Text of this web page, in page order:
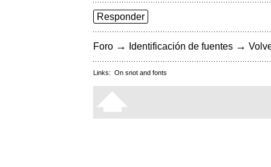
Responder
Foro → Identificación de fuentes →
Links: On snot and fonts